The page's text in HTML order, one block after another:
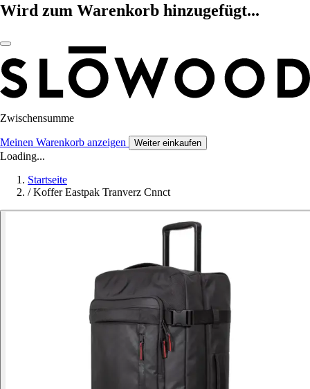
Wird zum Warenkorb hinzugefügt...
Zwischensumme
Meinen Warenkorb anzeigen Weiter einkaufen
Loading...
Startseite
/ Koffer Eastpak Tranverz Cnnct